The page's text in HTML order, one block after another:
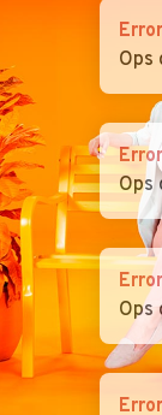
Error
Ops
Error
Ops
Error
Ops
Error